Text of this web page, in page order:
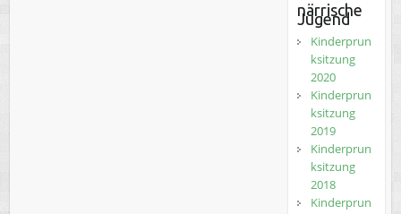
närrische
Jugend
Kinderprun
ksitzung
2020
Kinderprun
ksitzung
2019
Kinderprun
ksitzung
2018
Kinderprun